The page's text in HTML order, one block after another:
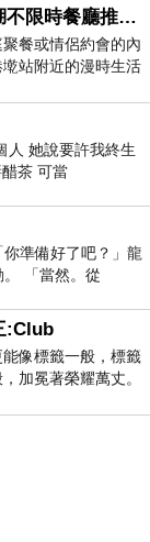
【漫時生活內湖店】內湖不限時餐廳推薦｜捷運港墘站美食，聚餐、約會、家庭聚會首選，正餐甜點一次滿足
餐或情侶約會的內
站附近的漫時生活
即可抵
人 她說要許我終生
茶 可當
準備好了吧？」龍
「當然。從
:Club
像標籤一般，標籤
加冕著榮耀萬丈。
下的罪證